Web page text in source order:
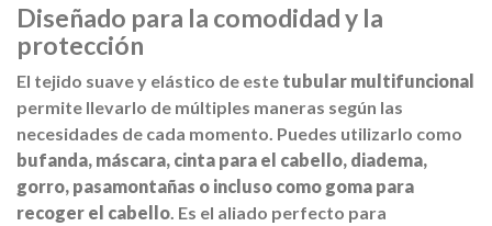
Diseñado para la comodidad y la
protección
El tejido suave y elástico de este tubular multifuncional
permite llevarlo de múltiples maneras según las
necesidades de cada momento. Puedes utilizarlo como
bufanda, máscara, cinta para el cabello, diadema,
gorro, pasamontañas o incluso como goma para
recoger el cabello. Es el aliado perfecto para